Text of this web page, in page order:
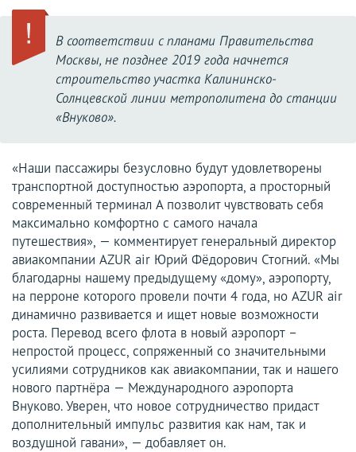
В соответствии с планами Правительства
Москвы, не позднее 2019 года начнется
строительство участка Калининско-
Солнцевской линии метрополитена до станции
«Внуково».
«Наши пассажиры безусловно будут удовлетворены
транспортной доступностью аэропорта, а просторный
современный терминал А позволит чувствовать себя
максимально комфортно с самого начала
путешествия», — комментирует генеральный директор
авиакомпании AZUR air Юрий Фёдорович Стогний. «Мы
благодарны нашему предыдущему «дому», аэропорту,
на перроне которого провели почти 4 года, но AZUR air
динамично развивается и ищет новые возможности
роста. Перевод всего флота в новый аэропорт –
непростой процесс, сопряженный со значительными
усилиями сотрудников как авиакомпании, так и нашего
нового партнёра — Международного аэропорта
Внуково. Уверен, что новое сотрудничество придаст
дополнительный импульс развития как нам, так и
воздушной гавани», — добавляет он.